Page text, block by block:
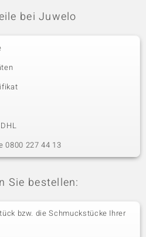
bei Juwelo
0800 227 44 13
Sie bestellen:
bzw. die Schmuckstücke Ihrer